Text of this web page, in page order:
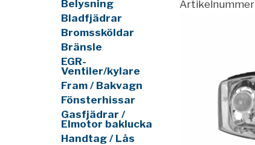
Belysning
Bladfjädrar
Bromssköldar
Bränsle
EGR-
Ventiler/kylare
Fram / Bakvagn
Fönsterhissar
Gasfjädrar /
Elmotor baklucka
Handtag / Lås
Artikelnummer